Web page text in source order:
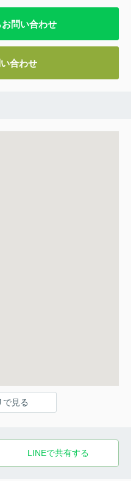
問い合わせ
合わせ
で見る
LINEで共有する